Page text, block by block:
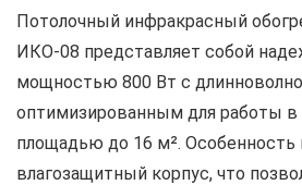
Потолочный инфракрасный
ИКО-08 представляет собой
мощностью 800 Вт с
оптимизированным для работы
площадью до 16 м². Особенность
влагозащитный корпус, что